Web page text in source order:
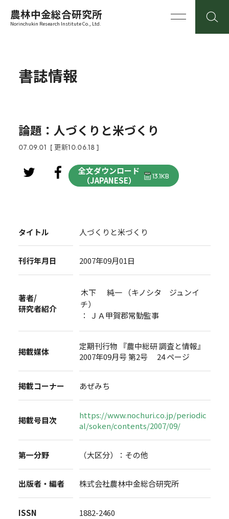
農林中金総合研究所
Norinchukin Research Institute Co., Ltd.
書誌情報
論題：人づくりと米づくり
07.09.01 [ 更新10.06.18 ]
全文ダウンロード
（JAPANESE）
13.1KB
タイトル 人づくりと米づくり
刊行年月日 2007年09月01日
著者/
研究者紹介
木下 純一 （キノシタ ジュンイ
チ）
： ＪＡ甲賀郡常勤監事
掲載媒体
定期刊行物 『農中総研 調査と情報』
2007年09月号 第2号 24 ページ
掲載コーナー あぜみち
掲載号目次
https://www.nochuri.co.jp/periodic
al/soken/contents/2007/09/
第一分野 （大区分）：その他
出版者・編者 株式会社農林中金総合研究所
ISSN 1882-2460